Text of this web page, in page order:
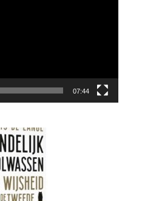
07:44